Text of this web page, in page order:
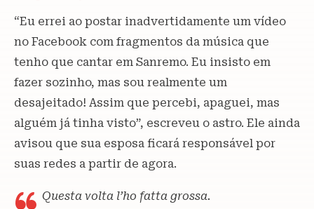
“Eu errei ao postar inadvertidamente um vídeo
no Facebook com fragmentos da música que
tenho que cantar em Sanremo. Eu insisto em
fazer sozinho, mas sou realmente um
desajeitado! Assim que percebi, apaguei, mas
alguém já tinha visto”, escreveu o astro. Ele ainda
avisou que sua esposa ficará responsável por
suas redes a partir de agora.
Questa volta l’ho fatta grossa.